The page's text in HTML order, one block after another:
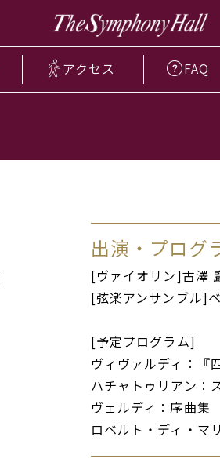
アクセス FAQ
出演・プログ
[ヴァイオリン]古澤
[弦楽アンサンブル]
[予定プログラム]
ヴィヴァルディ：『
ハチャトゥリアン：
ヴェルディ：序曲集
ロベルト・ディ・